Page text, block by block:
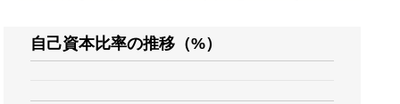
自己資本比率の推移（%）